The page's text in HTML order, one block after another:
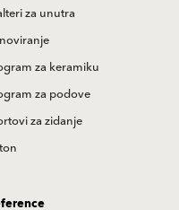
za unutra
za keramiku
za podove
za zidanje